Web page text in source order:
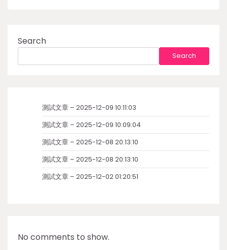
Search
Search
測試文章 – 2025-12-09 10:11:03
測試文章 – 2025-12-09 10:09:04
測試文章 – 2025-12-08 20:13:10
測試文章 – 2025-12-08 20:13:10
測試文章 – 2025-12-02 01:20:51
No comments to show.